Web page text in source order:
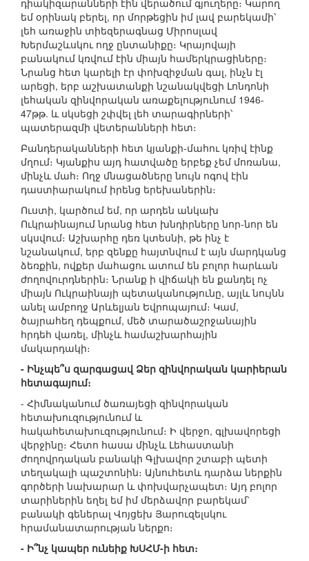
դիակիզարանների էին վերածում գյուղերը։ Կարող
եմ օրինակ բերել, որ մորթեցին իմ լավ բարեկամի՝
լեհ առաջին տիեզերագնաց Միրոսլավ
Խերմաշևսկու ողջ ընտանիքը։ Կրայովայի
բանակում կռվում էին միայն համերկրացիները։
Նրանց հետ կարելի էր փոխզիջման գալ, ինչն էլ
արեցի, երբ աշխատանքի նշանակվեցի Լոնդոնի
լեհական զինվորական առաքելությունում 1946-
47թթ. և սկսեցի շփվել լեհ տարագիրների՝
պատերազմի վետերանների հետ։
Բանդերականների հետ կյանքի-մահու կռիվ էինք
մղում։ Կյանքիս այդ հատվածը երբեք չեմ մոռանա,
մինչև մահ։ Ողջ մնացածները նույն ոգով էին
դաստիարակում իրենց երեխաներին։
Ուստի, կարծում եմ, որ արդեն անկախ
Ուկրաինայում նրանց հետ խնդիրները նոր-նոր են
սկսվում։ Աշխարհը դեռ կտեսնի, թե ինչ է
նշանակում, երբ զենքը հայտնվում է այն մարդկանց
ձեռքին, ովքեր մահացու ատում են բոլոր հարևան
ժողովուրդներին։ Նրանք ի վիճակի են քանդել ոչ
միայն Ուկրաինայի պետականությունը, այլև նույնն
անել ամբողջ Արևելյան Եվրոպայում։ Կամ,
ծայրահեղ դեպքում, մեծ տարածաշրջանային
հրդեհ վառել, մինչև համաշխարհային
մակարդակի։
- Ինչպե՞ս զարգացավ Ձեր զինվորական կարիերան
հետագայում։
- Հիմնականում ծառայեցի զինվորական
հետախուզությունում և
հակահետախուզությունում։ Ի վերջո, գլխավորեցի
վերջինը։ Հետո հասա մինչև Լեհաստանի
ժողովրդական բանակի Գլխավոր շտաբի պետի
տեղակալի պաշտոնին։ Այնուհետև դարձա ներքին
գործերի նախարար և փոխվարչապետ։ Այդ բոլոր
տարիներին եղել եմ իմ մերձավոր բարեկամ՝
բանակի գեներալ Վոյցեխ Յարուզելսկու
հրամանատարության ներքո։
- Ի՞նչ կապեր ունեիք ԽՍՀՄ-ի հետ։